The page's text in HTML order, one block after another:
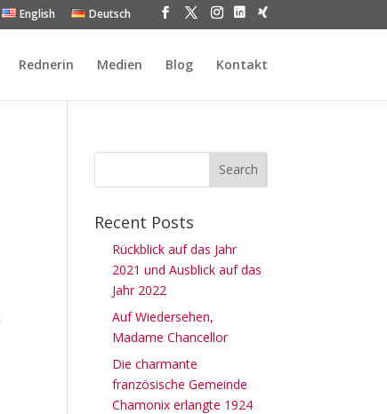
English Deutsch
Rednerin Medien Blog Kontakt
Recent Posts
Rückblick auf das Jahr
2021 und Ausblick auf das
Jahr 2022
Auf Wiedersehen,
Madame Chancellor
Die charmante
französische Gemeinde
Chamonix erlangte 1924